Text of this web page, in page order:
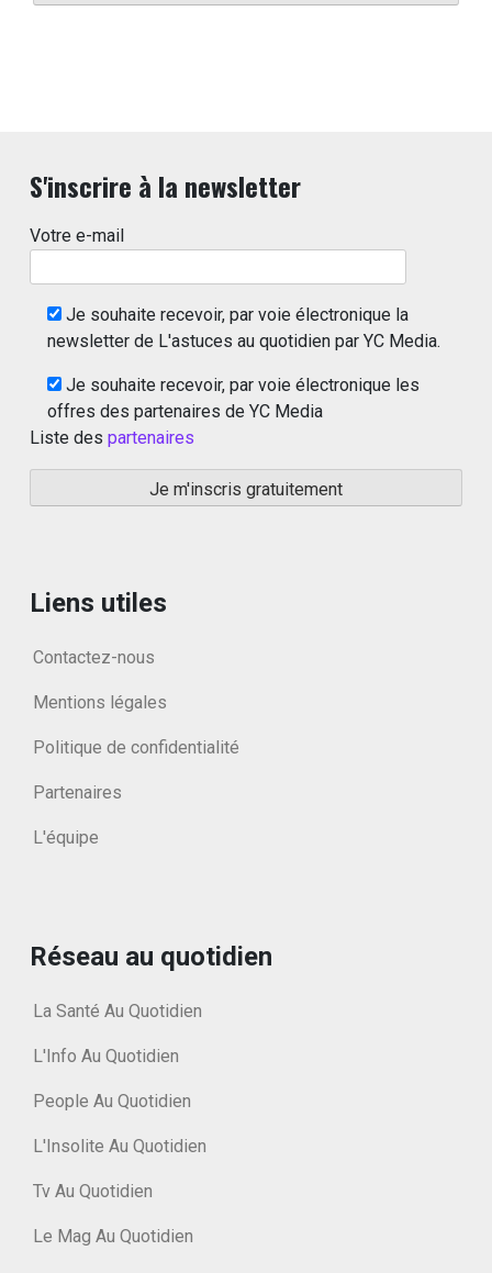
S'inscrire à la newsletter
Votre e-mail
Je souhaite recevoir, par voie électronique la
newsletter de L'astuces au quotidien par YC Media.
Je souhaite recevoir, par voie électronique les
offres des partenaires de YC Media
Liste des partenaires
Liens utiles
Contactez-nous
Mentions légales
Politique de confidentialité
Partenaires
L'équipe
Réseau au quotidien
La Santé Au Quotidien
L'Info Au Quotidien
People Au Quotidien
L'Insolite Au Quotidien
Tv Au Quotidien
Le Mag Au Quotidien